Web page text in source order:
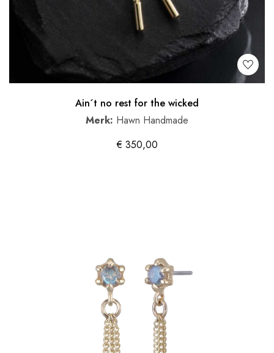
Ain´t no rest for the wicked
Merk: Hawn Handmade
€ 350,00